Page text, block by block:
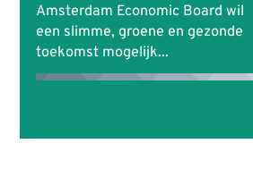
Amsterdam Economic Board wil
een slimme, groene en gezonde
toekomst mogelijk...